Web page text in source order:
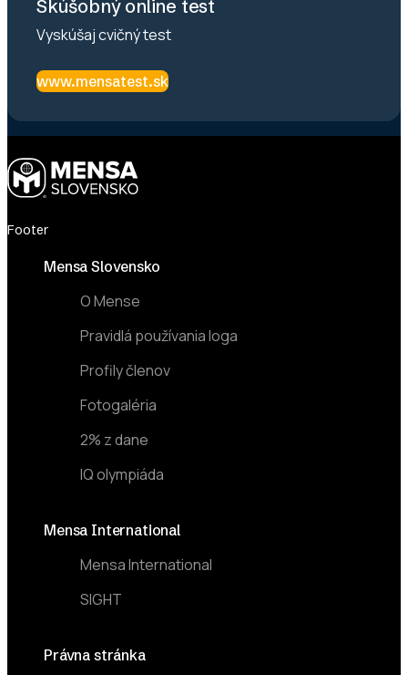
Skúšobný online test
Vyskúšaj cvičný test
www.mensatest.sk
Footer
Mensa Slovensko
O Mense
Pravidlá používania loga
Profily členov
Fotogaléria
2% z dane
IQ olympiáda
Mensa International
Mensa International
SIGHT
Právna stránka